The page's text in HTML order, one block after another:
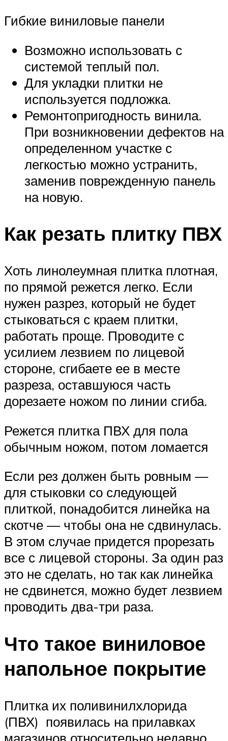
Гибкие виниловые панели
Возможно использовать с
системой теплый пол.
Для укладки плитки не
используется подложка.
Ремонтопригодность винила.
При возникновении дефектов на
определенном участке с
легкостью можно устранить,
заменив поврежденную панель
на новую.
Как резать плитку ПВХ
Хоть линолеумная плитка плотная,
по прямой режется легко. Если
нужен разрез, который не будет
стыковаться с краем плитки,
работать проще. Проводите с
усилием лезвием по лицевой
стороне, сгибаете ее в месте
разреза, оставшуюся часть
дорезаете ножом по линии сгиба.
Режется плитка ПВХ для пола
обычным ножом, потом ломается
Если рез должен быть ровным —
для стыковки со следующей
плиткой, понадобится линейка на
скотче — чтобы она не сдвинулась.
В этом случае придется прорезать
все с лицевой стороны. За один раз
это не сделать, но так как линейка
не сдвинется, можно будет лезвием
проводить два-три раза.
Что такое виниловое
напольное покрытие
Плитка их поливинилхлорида
(ПВХ) появилась на прилавках